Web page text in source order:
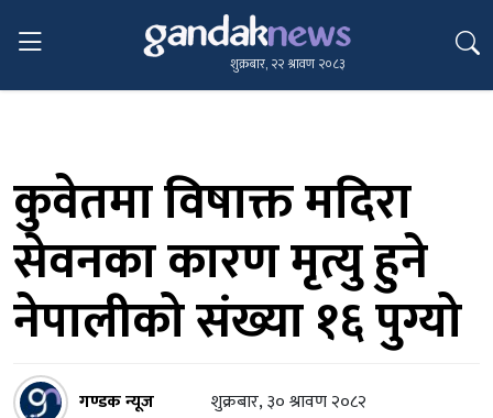
शुक्रबार, २२ श्रावण २०८३
कुवेतमा विषाक्त मदिरा
सेवनका कारण मृत्यु हुने
नेपालीको संख्या १६ पुग्यो
गण्डक न्यूज शुक्रबार, ३० श्रावण २०८२